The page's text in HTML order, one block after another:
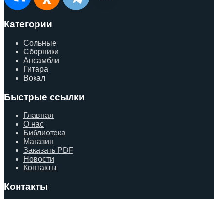
Категории
Сольные
Сборники
Ансамбли
Гитара
Вокал
Быстрые ссылки
Главная
О нас
Библиотека
Магазин
Заказать PDF
Новости
Контакты
Контакты